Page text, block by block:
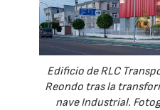
Edificio de RLC
Reondo tras la
nave Industrial.